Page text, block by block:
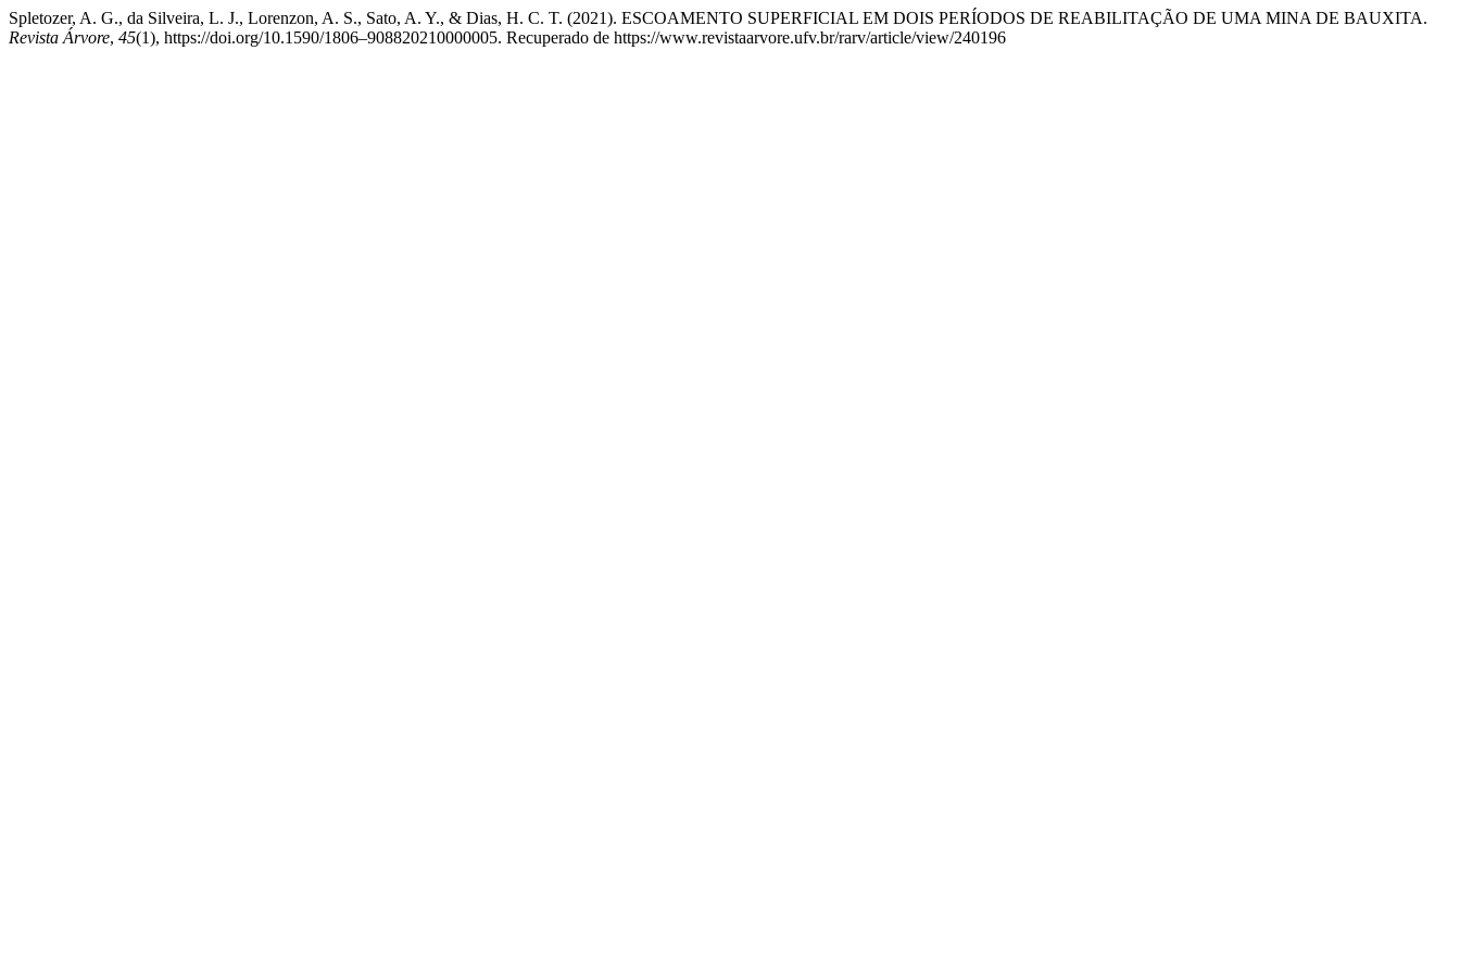
Spletozer, A. G., da Silveira, L. J., Lorenzon, A. S., Sato, A. Y., & Dias, H. C. T. (2021). ESCOAMENTO SUPERFICIAL EM DOIS PERÍODOS DE REABILITAÇÃO DE UMA MINA DE BAUXITA.
Revista Árvore, 45(1), https://doi.org/10.1590/1806–908820210000005. Recuperado de https://www.revistaarvore.ufv.br/rarv/article/view/240196